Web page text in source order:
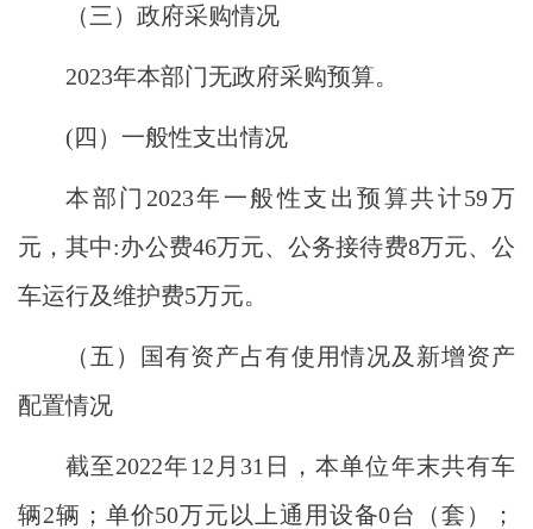
（三）政府采购情况
2023年本部门无政府采购预算。
(四）一般性支出情况
本部门 2023年一般性支出预算共计59万
元，其中:办公费46万元、公务接待费8万元、公
车运行及维护费5万元。
（五）国有资产占有使用情况及新增资产
配置情况
截至2022年12月31日，本单位年末共有车
辆2辆；单价50万元以上通用设备0台（套）；